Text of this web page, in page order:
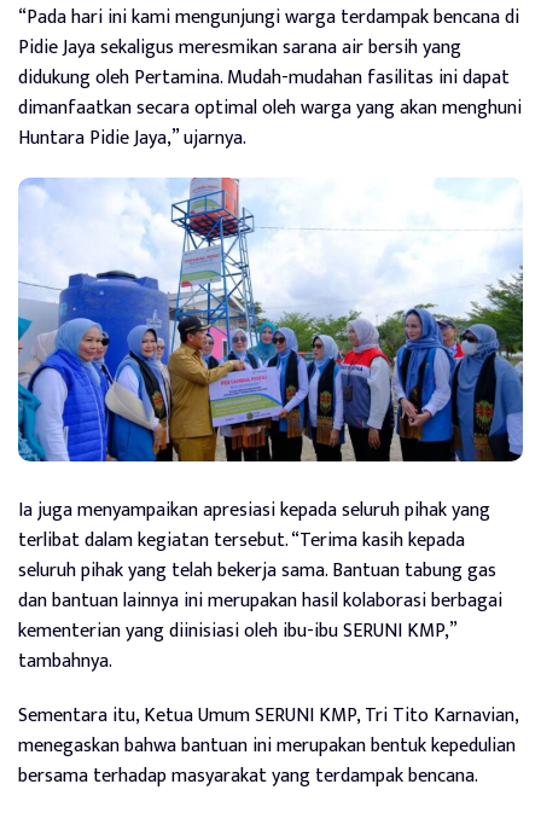
“Pada hari ini kami mengunjungi warga terdampak bencana di
Pidie Jaya sekaligus meresmikan sarana air bersih yang
didukung oleh Pertamina. Mudah-mudahan fasilitas ini dapat
dimanfaatkan secara optimal oleh warga yang akan menghuni
Huntara Pidie Jaya,” ujarnya.
Ia juga menyampaikan apresiasi kepada seluruh pihak yang
terlibat dalam kegiatan tersebut. “Terima kasih kepada
seluruh pihak yang telah bekerja sama. Bantuan tabung gas
dan bantuan lainnya ini merupakan hasil kolaborasi berbagai
kementerian yang diinisiasi oleh ibu-ibu SERUNI KMP,”
tambahnya.
Sementara itu, Ketua Umum SERUNI KMP, Tri Tito Karnavian,
menegaskan bahwa bantuan ini merupakan bentuk kepedulian
bersama terhadap masyarakat yang terdampak bencana.